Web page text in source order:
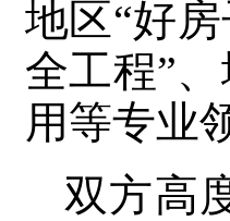
地区“好
全工程”
用等专业
双方高